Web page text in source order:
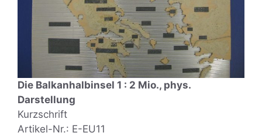
Die Balkanhalbinsel 1 : 2 Mio., phys.
Darstellung
Kurzschrift
Artikel-Nr.: E-EU11